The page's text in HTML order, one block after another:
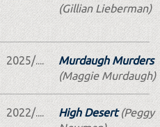
(Gillian Lieberman)
2025/....
Murdaugh Murders
(Maggie Murdaugh)
2022/.... High Desert(Peggy